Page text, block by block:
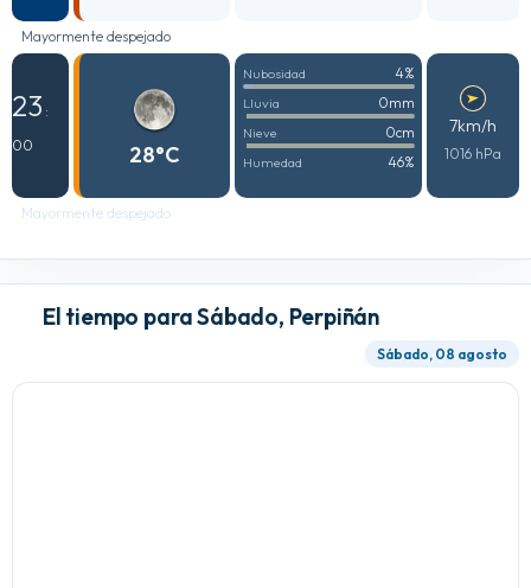
Mayormente despejado
23 :
00
28°C
Nubosidad 4%
Lluvia 0mm
Nieve 0cm
Humedad 46%
7km/h
1016 hPa
Mayormente despejado
El tiempo para Sábado, Perpiñán
Sábado, 08 agosto